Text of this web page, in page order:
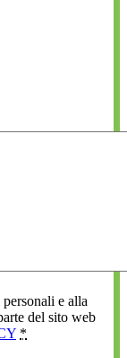
e alla
del sito web
*